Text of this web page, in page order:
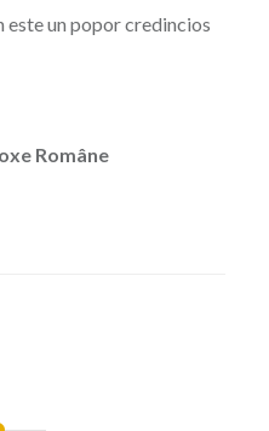
un popor credincios
Române